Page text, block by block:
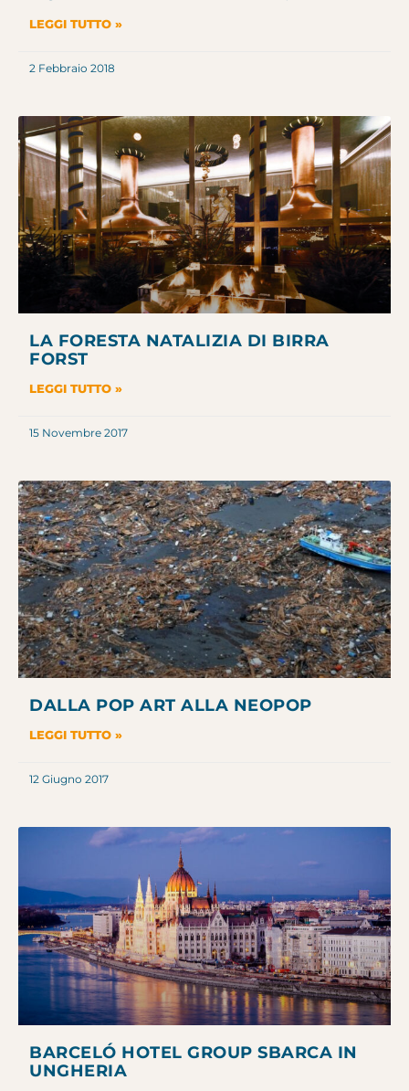
LEGGI TUTTO »
2 Febbraio 2018
LA FORESTA NATALIZIA DI BIRRA
FORST
LEGGI TUTTO »
15 Novembre 2017
DALLA POP ART ALLA NEOPOP
LEGGI TUTTO »
12 Giugno 2017
BARCELÓ HOTEL GROUP SBARCA IN
UNGHERIA